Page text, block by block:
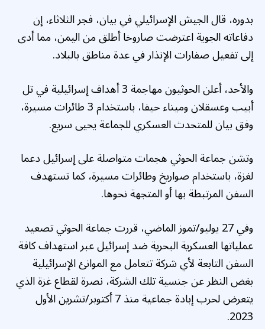
بدوره، قال الجيش الإسرائيلي في بيان، فجر الثلاثاء، إن
دفاعاته الجوية اعترضت صاروخا أطلق من اليمن، مما أدى
إلى تفعيل صفارات الإنذار في عدة مناطق بالبلاد.
والأحد، أعلن الحوثيون مهاجمة 3 أهداف إسرائيلية في تل
أبيب وعسقلان وميناء حيفا، باستخدام 3 طائرات مسيرة،
وفق بيان للمتحدث العسكري للجماعة يحيى سريع.
وتشن جماعة الحوثي هجمات متواصلة على إسرائيل دعما
لغزة، باستخدام صواريخ وطائرات مسيرة، كما تستهدف
السفن المرتبطة بها أو المتجهة نحوها.
وفي 27 يوليو/تموز الماضي، قررت جماعة الحوثي تصعيد
عملياتها العسكرية البحرية ضد إسرائيل عبر استهداف كافة
السفن التابعة لأي شركة تتعامل مع الموانئ الإسرائيلية
بغض النظر عن جنسية تلك الشركة، نصرة لقطاع غزة الذي
يتعرض لحرب إبادة جماعية منذ 7 أكتوبر/تشرين الأول
2023.